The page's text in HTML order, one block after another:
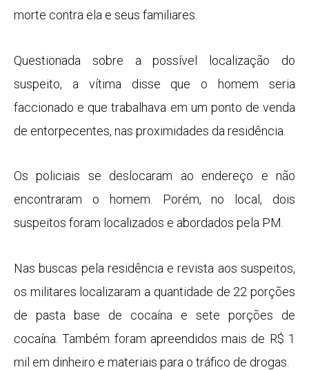
morte contra ela e seus familiares.
Questionada sobre a possível localização do
suspeito, a vítima disse que o homem seria
faccionado e que trabalhava em um ponto de venda
de entorpecentes, nas proximidades da residência.
Os policiais se deslocaram ao endereço e não
encontraram o homem. Porém, no local, dois
suspeitos foram localizados e abordados pela PM.
Nas buscas pela residência e revista aos suspeitos,
os militares localizaram a quantidade de 22 porções
de pasta base de cocaína e sete porções de
cocaína. Também foram apreendidos mais de R$ 1
mil em dinheiro e materiais para o tráfico de drogas.